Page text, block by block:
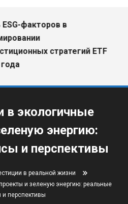
факторов в
стратегий ETF
в экологичные
энергию:
и перспективы
в реальной жизни
и зеленую энергию: реальные
и перспективы